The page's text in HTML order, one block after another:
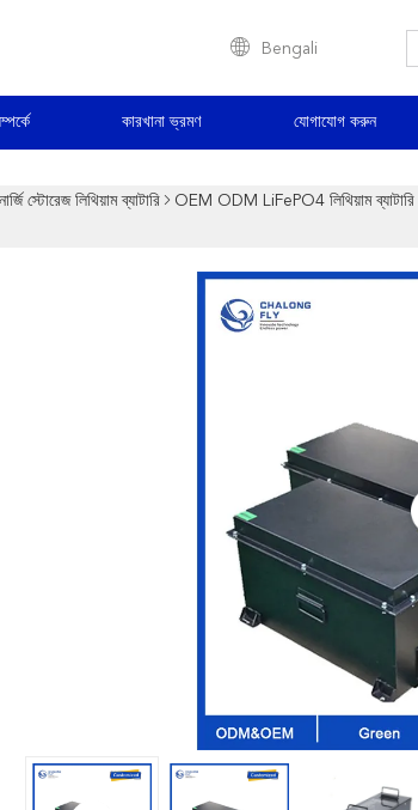
Bengali
কারখানা ভ্রমণ যোগাযোগ করুন
স্টোরেজ লিথিয়াম ব্যাটারি OEM ODM LiFePO4 লিথিয়াম ব্যাটারি